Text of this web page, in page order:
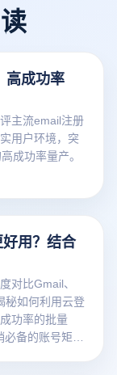
高成功率
主流email注册
用户环境，突
成功率量产。
用？结合
对比Gmail、
秘如何利用云登
功率的批量
备的账号矩阵